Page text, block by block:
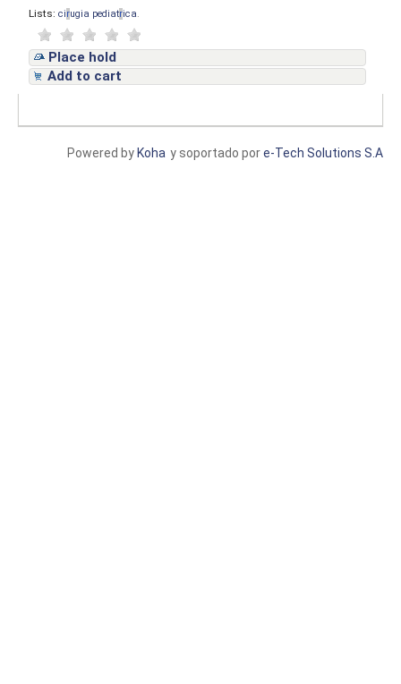
Lists: cirugia pediatrica
Place hold
Add to cart
y soportado pore-Tech Solutions S.A
Powered by Koha